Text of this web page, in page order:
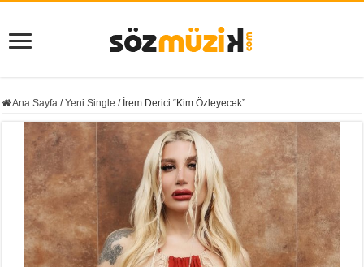
Ana Sayfa / Yeni Single / İrem Derici “Kim Özleyecek”